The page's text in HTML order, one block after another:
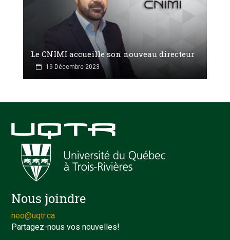
Le CNIMI accueille son nouveau directeur
19 Décembre 2023
Nous joindre
neo@uqtr.ca
Partagez-nous vos nouvelles!